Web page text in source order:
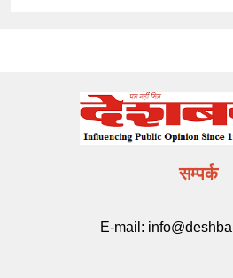
सम्पर्क
E-mail: